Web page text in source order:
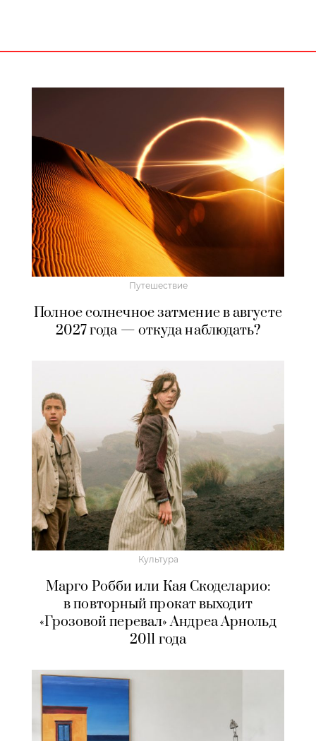
Путешествие
Полное солнечное затмение в августе
2027 года — откуда наблюдать?
Культура
Марго Робби или Кая Скоделарио:
в повторный прокат выходит
«Грозовой перевал» Андреа Арнольд
2011 года